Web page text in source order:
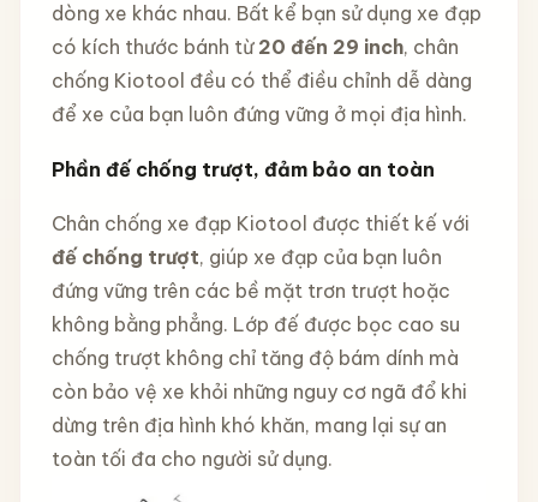
dòng xe khác nhau. Bất kể bạn sử dụng xe đạp
có kích thước bánh từ 20 đến 29 inch, chân
chống Kiotool đều có thể điều chỉnh dễ dàng
để xe của bạn luôn đứng vững ở mọi địa hình.
Phần đế chống trượt, đảm bảo an toàn
Chân chống xe đạp Kiotool được thiết kế với
đế chống trượt, giúp xe đạp của bạn luôn
đứng vững trên các bề mặt trơn trượt hoặc
không bằng phẳng. Lớp đế được bọc cao su
chống trượt không chỉ tăng độ bám dính mà
còn bảo vệ xe khỏi những nguy cơ ngã đổ khi
dừng trên địa hình khó khăn, mang lại sự an
toàn tối đa cho người sử dụng.